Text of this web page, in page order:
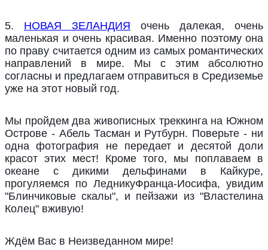
5. НОВАЯ ЗЕЛАНДИЯ очень далекая, очень
маленькая и очень красивая. Именно поэтому она
по праву считается одним из самых романтических
направлений в мире. Мы с этим абсолютно
согласны и предлагаем отправиться в Средиземье
уже на этот новый год.
Мы пройдем два живописных треккинга на Южном
Острове - Абель Тасман и Рутбурн. Поверьте - ни
одна фотография не передает и десятой доли
красот этих мест! Кроме того, мы поплаваем в
океане с дикими дельфинами в Кайкуре,
прогуляемся по ЛедникуФранца-Иосифа, увидим
"Блинчиковые скалы", и пейзажи из "Властелина
Колец" вживую!
Ждём Вас в Неизведанном мире!